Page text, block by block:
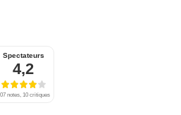
Spectateurs
4,2
notes, 10 critiques